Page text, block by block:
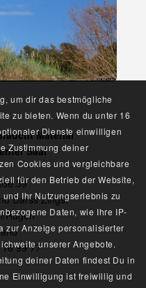
Material
Saal
39
Darss Zingst
Rügen
99 77
um dir das bestmögliche
zu bieten. Wenn du unter 16
Dienste einwilligen
Zustimmung deiner
Cookies und vergleichbare
für den Betrieb der Website,
Ihr Nutzungserlebnis zu
Daten, wie Ihre IP-
zur Anzeige personalisierter
unserer Angebote.
deiner Daten findest Du in
Einwilligung ist freiwillig und